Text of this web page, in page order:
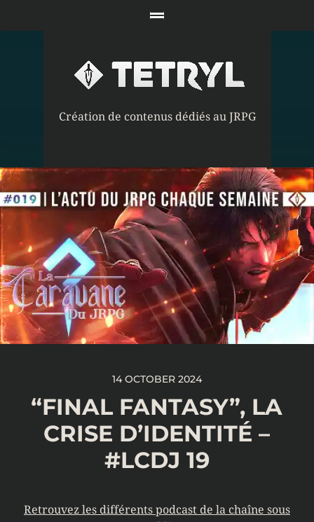
Création de contenus dédiés au JRPG
14 OCTOBER 2024
“FINAL FANTASY”, LA
CRISE D’IDENTITÉ –
#LCDJ 19
Retrouvez les différents podcast de la chaîne sous